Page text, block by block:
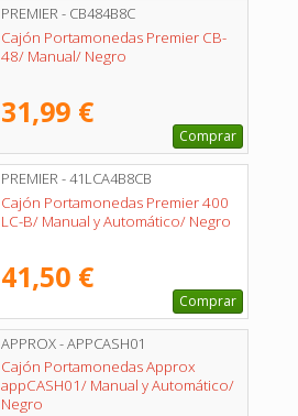
PREMIER - CB484B8C
Cajón Portamonedas Premier CB-
48/ Manual/ Negro
31,99 €
Comprar
PREMIER - 41LCA4B8CB
Cajón Portamonedas Premier 400
LC-B/ Manual y Automático/ Negro
41,50 €
Comprar
APPROX - APPCASH01
Cajón Portamonedas Approx
appCASH01/ Manual y Automático/
Negro